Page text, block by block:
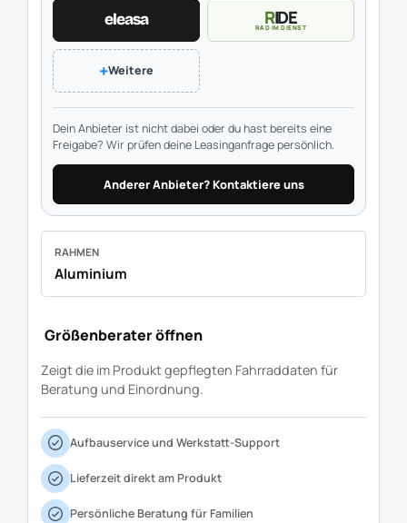
eleasa RIDE
RAD IM DIENST
+Weitere
Dein Anbieter ist nicht dabei oder du hast bereits eine
Freigabe? Wir prüfen deine Leasinganfrage persönlich.
Anderer Anbieter? Kontaktiere uns
RAHMEN
Aluminium
Größenberater öffnen
Zeigt die im Produkt gepflegten Fahrraddaten für
Beratung und Einordnung.
Aufbauservice und Werkstatt-Support
Lieferzeit direkt am Produkt
Persönliche Beratung für Familien